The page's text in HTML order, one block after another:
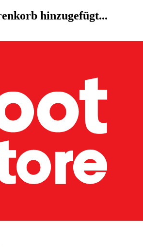
hinzugefügt...